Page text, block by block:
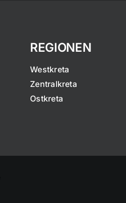
REGIONEN
Westkreta
Zentralkreta
Ostkreta